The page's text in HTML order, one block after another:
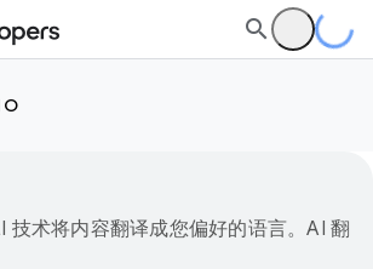
技术将内容翻译成您偏好的语言。AI 翻